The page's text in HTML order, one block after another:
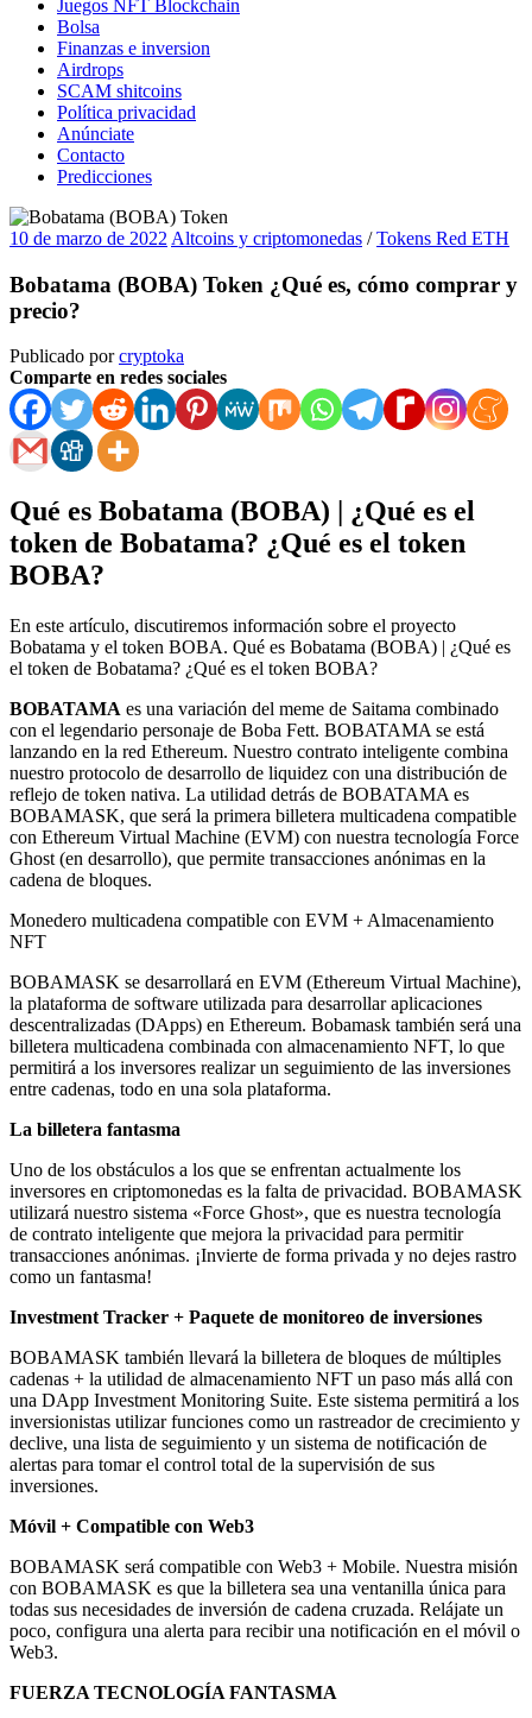
Juegos NFT Blockchain
Bolsa
Finanzas e inversion
Airdrops
SCAM shitcoins
Política privacidad
Anúnciate
Contacto
Predicciones
10 de marzo de 2022 Altcoins y criptomonedas /Tokens Red ETH
Bobatama (BOBA) Token ¿Qué es, cómo comprar y
precio?
Publicado porcryptoka
Comparte en redes sociales
Qué es Bobatama (BOBA) | ¿Qué es el
token de Bobatama? ¿Qué es el token
BOBA?
En este artículo, discutiremos información sobre el proyecto
Bobatama y el token BOBA. Qué es Bobatama (BOBA) | ¿Qué es
el token de Bobatama? ¿Qué es el token BOBA?
BOBATAMA es una variación del meme de Saitama combinado
con el legendario personaje de Boba Fett. BOBATAMA se está
lanzando en la red Ethereum. Nuestro contrato inteligente combina
nuestro protocolo de desarrollo de liquidez con una distribución de
reflejo de token nativa. La utilidad detrás de BOBATAMA es
BOBAMASK, que será la primera billetera multicadena compatible
con Ethereum Virtual Machine (EVM) con nuestra tecnología Force
Ghost (en desarrollo), que permite transacciones anónimas en la
cadena de bloques.
Monedero multicadena compatible con EVM + Almacenamiento
NFT
BOBAMASK se desarrollará en EVM (Ethereum Virtual Machine),
la plataforma de software utilizada para desarrollar aplicaciones
descentralizadas (DApps) en Ethereum. Bobamask también será una
billetera multicadena combinada con almacenamiento NFT, lo que
permitirá a los inversores realizar un seguimiento de las inversiones
entre cadenas, todo en una sola plataforma.
La billetera fantasma
Uno de los obstáculos a los que se enfrentan actualmente los
inversores en criptomonedas es la falta de privacidad. BOBAMASK
utilizará nuestro sistema «Force Ghost», que es nuestra tecnología
de contrato inteligente que mejora la privacidad para permitir
transacciones anónimas. ¡Invierte de forma privada y no dejes rastro
como un fantasma!
Investment Tracker + Paquete de monitoreo de inversiones
BOBAMASK también llevará la billetera de bloques de múltiples
cadenas + la utilidad de almacenamiento NFT un paso más allá con
una DApp Investment Monitoring Suite. Este sistema permitirá a los
inversionistas utilizar funciones como un rastreador de crecimiento y
declive, una lista de seguimiento y un sistema de notificación de
alertas para tomar el control total de la supervisión de sus
inversiones.
Móvil + Compatible con Web3
BOBAMASK será compatible con Web3 + Mobile. Nuestra misión
con BOBAMASK es que la billetera sea una ventanilla única para
todas sus necesidades de inversión de cadena cruzada. Relájate un
poco, configura una alerta para recibir una notificación en el móvil o
Web3.
FUERZA TECNOLOGÍA FANTASMA